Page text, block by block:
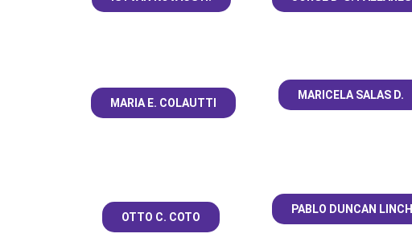
MARIA E. COLAUTTI
MARICELA SALAS D.
OTTO C. COTO
PABLO DUNCAN LINCH